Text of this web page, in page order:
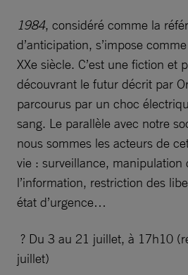
1984, considéré comme la
d’anticipation, s’impose
XXe siècle. C’est une fiction et
découvrant le futur décrit par
parcourus par un choc
sang. Le parallèle avec notre
nous sommes les acteurs de
vie : surveillance, manipulation
l’information, restriction des
état d’urgence…
? Du 3 au 21 juillet, à 17h10
juillet)